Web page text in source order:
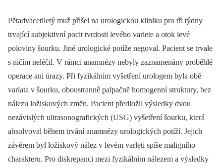
Pětadvacetiletý muž přišel na urologickou kliniku pro tři týdny
trvající subjektivní pocit tvrdosti levého varlete a otok levé
poloviny šourku. Jiné urologické potíže negoval. Pacient se trvale
s ničím neléčil. V rámci anamnézy nebyly zaznamenány proběhlé
operace ani úrazy. Při fyzikálním vyšetření urologem byla obě
varlata v šourku, oboustranně palpačně homogenní struktury, bez
nálezu ložiskových změn. Pacient předložil výsledky dvou
nezávislých ultrasonografických (USG) vyšetření šourku, která
absolvoval během trvání anamnézy urologických potíží. Jejich
závěrem byl ložiskový nález v levém varleti spíše maligního
charakteru. Pro diskrepanci mezi fyzikálním nálezem a výsledky